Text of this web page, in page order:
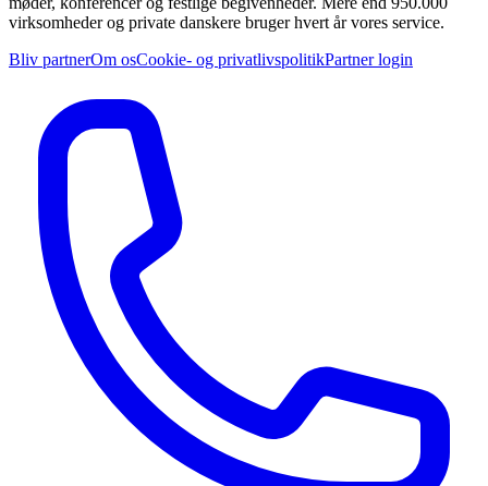
virksomheder og private danskere bruger hvert år vores service.
Bliv partnerOm osCookie- og privatlivspolitikPartner login